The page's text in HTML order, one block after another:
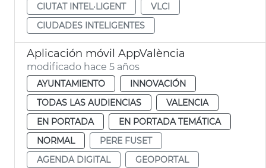
CIUTAT INTEL·LIGENT
VLCI
CIUDADES INTELIGENTES
Aplicación móvil AppValència
modificado hace 5 años
AYUNTAMIENTO
INNOVACIÓN
TODAS LAS AUDIENCIAS
VALENCIA
EN PORTADA
EN PORTADA TEMÁTICA
NORMAL
PERE FUSET
AGENDA DIGITAL
GEOPORTAL